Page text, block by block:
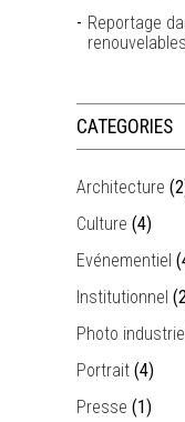
Reportage
renouvelables
CATEGORIES
Architecture
Culture (4)
Evénementiel
Institutionnel
Photo
Portrait (4)
Presse (1)